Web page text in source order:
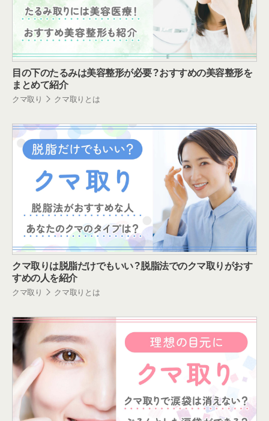
目の下のたるみは美容整形が必要？おすすめの美容整形を
まとめて紹介
クマ取り クマ取りとは
クマ取りは脱脂だけでもいい？脱脂法でのクマ取りがおす
すめの人を紹介
クマ取り クマ取りとは